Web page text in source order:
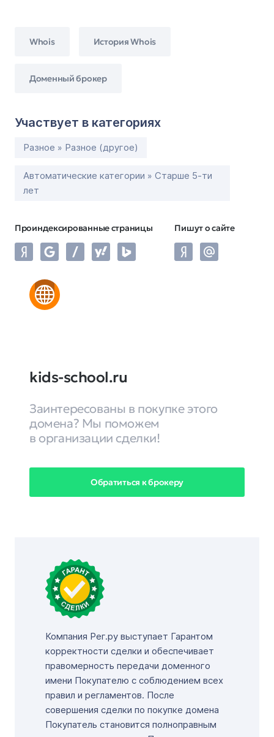
Whois История Whois
Доменный брокер
Участвует в категориях
Разное » Разное (другое)
Автоматические категории » Старше 5-ти
лет
Проиндексированные страницы Пишут о сайте
kids-school.ru
Заинтересованы в покупке этого
домена? Мы поможем
в организации сделки!
Обратиться к брокеру
Компания Рег.ру выступает Гарантом
корректности сделки и обеспечивает
правомерность передачи доменного
имени Покупателю с соблюдением всех
правил и регламентов. После
совершения сделки по покупке домена
Покупатель становится полноправным